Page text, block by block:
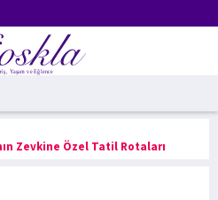
Zevkine Özel Tatil Rotaları